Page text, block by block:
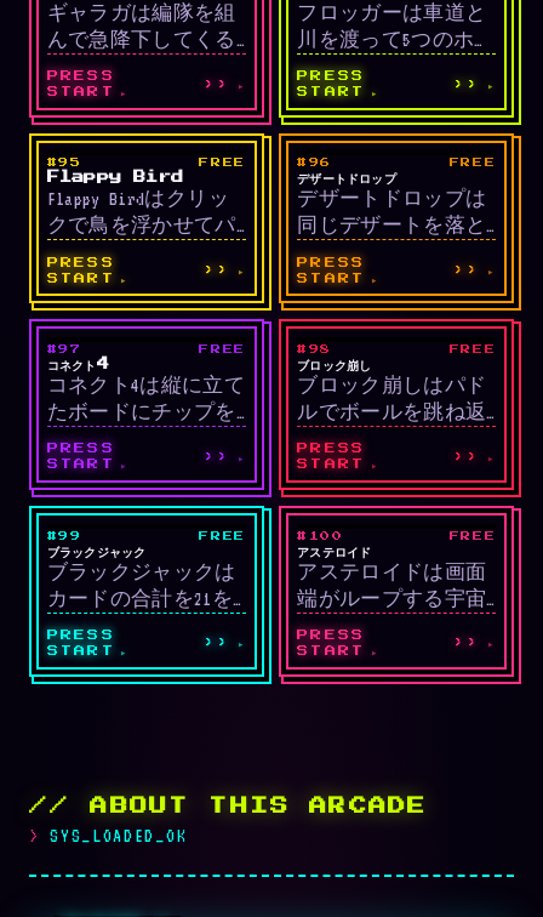
時間でクリアするほ
ど高得点です。
え、敵や罠を避ける
必要があります。
ギャラガは編隊を組
んで急降下してくる
エイリアンを撃ち落
とすクラシックシュ
ーティングです。捕
獲・ダブルシップの
メカニクス、ボス
戦、ネオン宇宙テー
マが特徴です。
PRESS
START
››
フロッガーは車道と
川を渡って5つのホー
ムスロットにカエル
を到達させるクラシ
ックアーケードで
す。車にひかれたり
水に落ちないように
慎重に動かす必要が
あります。
PRESS
START
››
アーケード LIVE
#95 FREE
Flappy Bird
Flappy Birdはクリッ
クで鳥を浮かせてパ
イプの隙間を抜ける
シンプルかつ中毒性
のあるアーケードゲ
ームです。一度でも
衝突したら終了の一
発死亡ルールです。
PRESS
START
››
物理パズル LIVE
#96 FREE
デザートドロップ
デザートドロップは
同じデザートを落と
して合体させ、より
大きなデザートに進
化させる物理ベース
の合体パズルです。
Matter.js物理エンジ
ンで自然な衝突を再
現しています。
PRESS
START
››
戦略 LIVE
#97 FREE
コネクト4
コネクト4は縦に立て
たボードにチップを
落とし、縦・横・斜
めに4つ先に並べた方
が勝ちのボードゲー
ムです。
PRESS
START
››
アーケード LIVE
#98 FREE
ブロック崩し
ブロック崩しはパド
ルでボールを跳ね返
してすべてのブロッ
クを壊すクラシック
アーケードゲームで
す。レベル別レイア
ウトとパワーアッ
プ、実績システムを
備えたネオン風スタ
イルです。
PRESS
START
››
カード LIVE
#99 FREE
ブラックジャック
ブラックジャックは
カードの合計を21を
超えないようにしな
がらディーラーより
高い点数を作るカー
完全対応していま
す。
PRESS
START
››
シューティング LIVE
#100 FREE
アステロイド
アステロイドは画面
端がループする宇宙
空間で小惑星とUFOを
撃破するベクターグ
ラフィックシューテ
PRESS
START
››
// ABOUT THIS ARCADE
SYS_LOADED_OK